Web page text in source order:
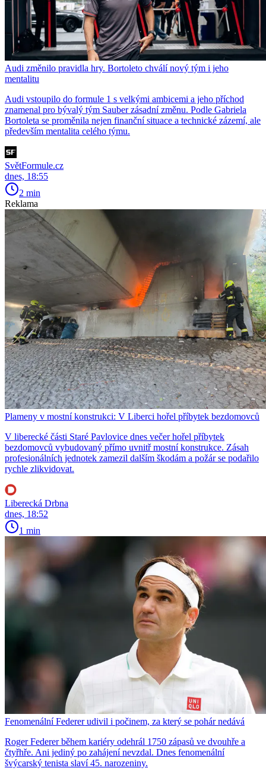
Audi změnilo pravidla hry. Bortoleto chválí nový tým i jeho
mentalitu
Audi vstoupilo do formule 1 s velkými ambicemi a jeho příchod
znamenal pro bývalý tým Sauber zásadní změnu. Podle Gabriela
Bortoleta se proměnila nejen finanční situace a technické zázemí, ale
především mentalita celého týmu.
SvětFormule.cz
dnes, 18:55
2 min
Reklama
Plameny v mostní konstrukci: V Liberci hořel příbytek bezdomovců
V liberecké části Staré Pavlovice dnes večer hořel příbytek
bezdomovců vybudovaný přímo uvnitř mostní konstrukce. Zásah
profesionálních jednotek zamezil dalším škodám a požár se podařilo
rychle zlikvidovat.
Liberecká Drbna
dnes, 18:52
1 min
Fenomenální Federer udivil i počinem, za který se pohár nedává
Roger Federer během kariéry odehrál 1750 zápasů ve dvouhře a
čtyřhře. Ani jediný po zahájení nevzdal. Dnes fenomenální
švýcarský tenista slaví 45. narozeniny.